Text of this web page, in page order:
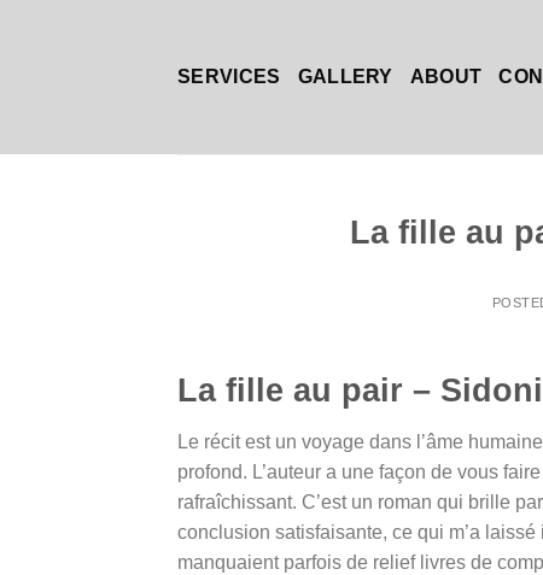
SERVICES GALLERY ABOUT
La fille au
La fille au pair –
Le récit est un voyage dans l’âme
profond. L’auteur a une façon de vous
rafraîchissant. C’est un roman qui brille
conclusion satisfaisante, ce qui m’a
manquaient parfois de relief livres de